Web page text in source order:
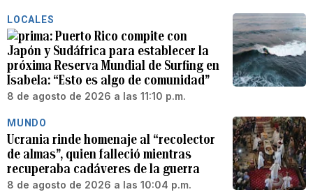
LOCALES
Puerto Rico compite con
Japón y Sudáfrica para establecer la
próxima Reserva Mundial de Surfing en
Isabela: “Esto es algo de comunidad”
8 de agosto de 2026 a las 11:10 p.m.
MUNDO
Ucrania rinde homenaje al “recolector
de almas”, quien falleció mientras
recuperaba cadáveres de la guerra
8 de agosto de 2026 a las 10:04 p.m.